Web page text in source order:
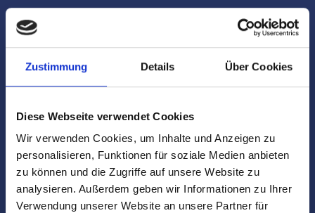
Zustimmung Details Über Cookies
Diese Webseite verwendet Cookies
Wir verwenden Cookies, um Inhalte und Anzeigen zu
personalisieren, Funktionen für soziale Medien anbieten
zu können und die Zugriffe auf unsere Website zu
analysieren. Außerdem geben wir Informationen zu Ihrer
Verwendung unserer Website an unsere Partner für
Unterstützung bei den Vertragsverhandlungen
Vorbereitung des Kaufvertrages/Mietvertrages
Notartermins
Marktdaten
Besichtigungen